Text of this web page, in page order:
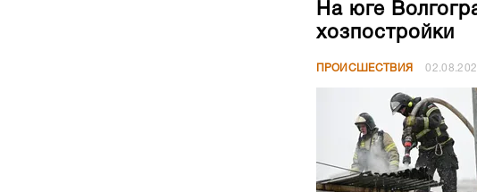
На юге
хозпостройки
ПРОИСШЕСТВИЯ